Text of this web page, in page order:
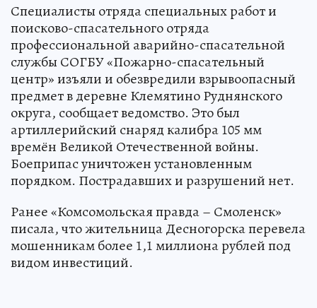
Специалисты отряда специальных работ и
поисково-спасательного отряда
профессиональной аварийно-спасательной
службы СОГБУ «Пожарно-спасательный
центр» изъяли и обезвредили взрывоопасный
предмет в деревне Клемятино Руднянского
округа, сообщает ведомство. Это был
артиллерийский снаряд калибра 105 мм
времён Великой Отечественной войны.
Боеприпас уничтожен установленным
порядком. Пострадавших и разрушений нет.
Ранее «Комсомольская правда – Смоленск»
писала, что жительница Десногорска перевела
мошенникам более 1,1 миллиона рублей под
видом инвестиций.